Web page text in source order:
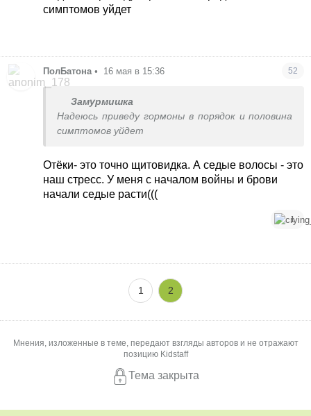
симптомов уйдет
ПолБатона • 16 мая в 15:36 52
Замурмишка
Надеюсь приведу гормоны в порядок и половина
симптомов уйдет
Отёки- это точно щитовидка. А седые волосы - это
наш стресс. У меня с началом войны и брови
начали седые расти(((
1
1 2
Мнения, изложенные в теме, передают взгляды авторов и не отражают
позицию Kidstaff
Тема закрыта